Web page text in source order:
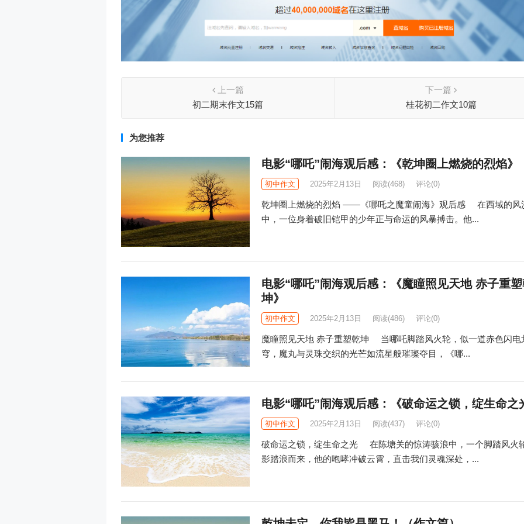
上一篇
初二期末作文15篇
下一篇
桂花初二作文10篇
为您推荐
电影“哪吒”闹海观后感：《乾坤圈上燃烧的烈焰》
初中作文 2025年2月13日 阅读(468) 评论(0)
乾坤圈上燃烧的烈焰 ——《哪吒之魔童闹海》观后感 在西域的风
中，一位身着破旧铠甲的少年正与命运的风暴搏击。他...
电影“哪吒”闹海观后感：《魔瞳照见天地 赤子重
坤》
初中作文 2025年2月13日 阅读(486) 评论(0)
魔瞳照见天地 赤子重塑乾坤 当哪吒脚踏风火轮，似一道赤色闪电
穹，魔丸与灵珠交织的光芒如流星般璀璨夺目，《哪...
电影“哪吒”闹海观后感：《破命运之锁，绽生命之
初中作文 2025年2月13日 阅读(437) 评论(0)
破命运之锁，绽生命之光 在陈塘关的惊涛骇浪中，一个脚踏风火
影踏浪而来，他的咆哮冲破云霄，直击我们灵魂深处，...